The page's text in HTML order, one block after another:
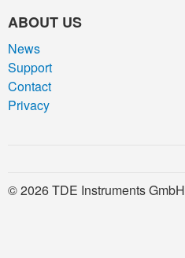
ABOUT US
News
Support
Contact
Privacy
© 2026 TDE Instruments GmbH